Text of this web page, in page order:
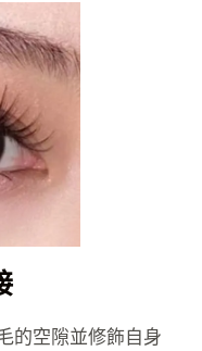
的空隙並修飾自身